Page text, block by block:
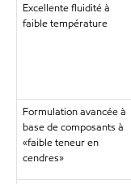
Excellente fluidité à
faible température
Formulation avancée à
base de composants à
«faible teneur en
cendres»